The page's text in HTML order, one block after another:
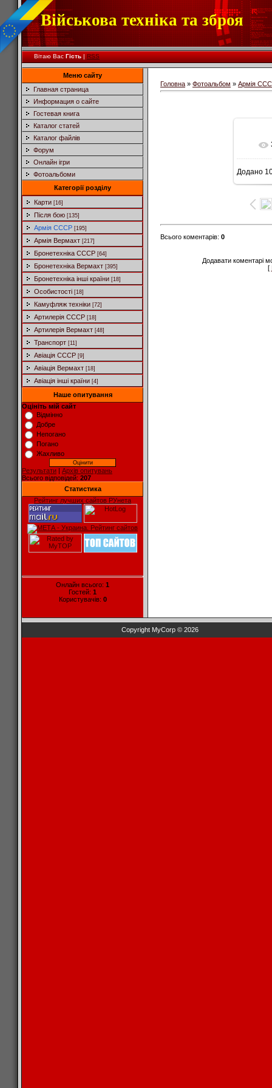
Військова техніка та зброя
Вітаю Вас Гість|RSS
Меню сайту
Главная страница
Информация о сайте
Гостевая книга
Каталог статей
Каталог файлів
Форум
Онлайн ігри
Фотоальбоми
Категорії розділу
Карти [16]
Після бою [135]
Армія СССР [195]
Армія Вермахт [217]
Бронетехніка СССР [64]
Бронетехніка Вермахт [395]
Бронетехніка інші країни [18]
Особистості [18]
Камуфляж техніки [72]
Артилерія СССР [18]
Артилерія Вермахт [48]
Транспорт [11]
Авіація СССР [9]
Авіація Вермахт [18]
Авіація інші країни [4]
Наше опитування
Оцініть мій сайт
Відмінно
Добре
Непогано
Погано
Жахливо
Результати | Архів опитувань
Всього відповідей: 207
Статистика
Рейтинг лучших сайтов РУнета
Онлайн всього: 1
Гостей: 1
Користувачів: 0
Головна » Фотоальбом » Армія
Додано
Всього коментарів: 0
Додавати коментарі
[
Copyright MyCorp © 2026